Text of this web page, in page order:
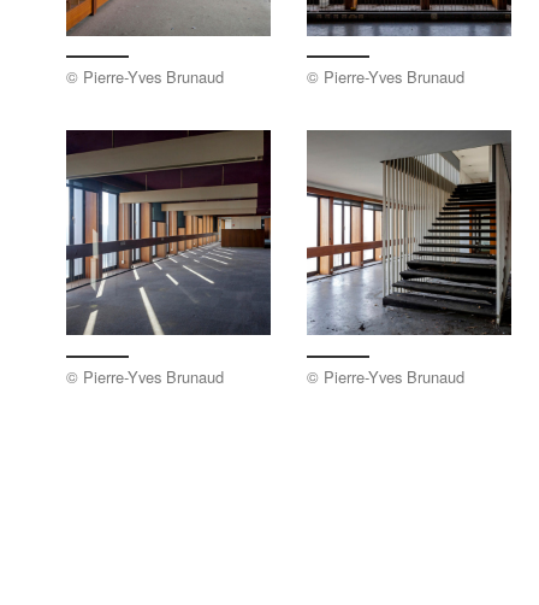
© Pierre-Yves Brunaud © Pierre-Yves Brunaud
© Pierre-Yves Brunaud © Pierre-Yves Brunaud